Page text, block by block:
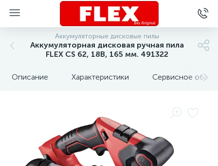
Аккумуляторные дисковые пилы
Аккумуляторная дисковая ручная пила
FLEX CS 62, 18В, 165 мм. 491322
Описание Характеристики Сервисное